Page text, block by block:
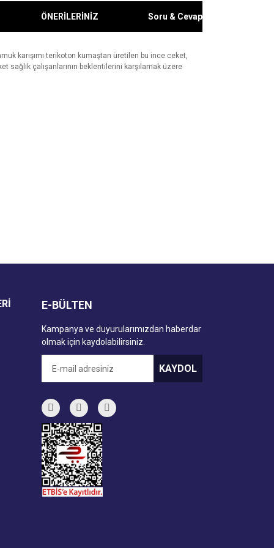
ÖNERİLERİNİZ Soru & Cevap
karışımı terikoton kumaştan üretilen bu ince ceket,
sağlık çalışanlarının beklentilerini karşılamak üzere
E-BÜLTEN
Kampanya ve duyurularımızdan haberdar
olmak için kaydolabilirsiniz.
KAYDOL